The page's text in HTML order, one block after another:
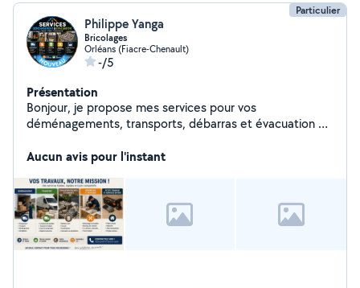
Particulier
Philippe Yanga
Bricolages
Orléans (Fiacre-Chenault)
-/5
Présentation
Bonjour, je propose mes services pour vos
déménagements, transports, débarras et évacuation de
transport et déchargement avec sérieux et efficacité.
votre besoin.
Aucun avis pour l'instant